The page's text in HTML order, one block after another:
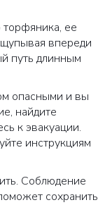
ее
впереди
путь длинным
опасными и вы
найдите
к эвакуации.
инструкциям
Соблюдение
сохранить